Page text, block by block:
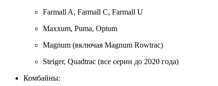
Farmall A, Farmall C, Farmall U
Maxxum, Puma, Optum
Magnum (включая Magnum Rowtrac)
Steiger, Quadtrac (все серии до 2020 года)
Комбайны: